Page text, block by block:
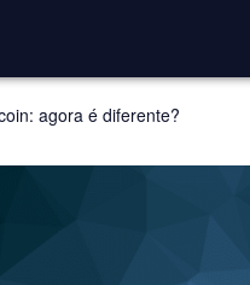
agora é diferente?